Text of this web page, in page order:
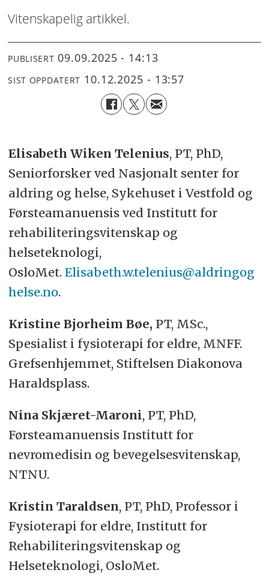
Vitenskapelig artikkel.
PUBLISERT 09.09.2025 - 14:13
SIST OPPDATERT 10.12.2025 - 13:57
Elisabeth Wiken Telenius, PT, PhD,
Seniorforsker ved Nasjonalt senter for
aldring og helse, Sykehuset i Vestfold og
Førsteamanuensis ved Institutt for
rehabiliteringsvitenskap og
helseteknologi,
OsloMet. Elisabeth.w.telenius@aldringog
helse.no.
Kristine Bjorheim Bøe, PT, MSc.,
Spesialist i fysioterapi for eldre, MNFF.
Grefsenhjemmet, Stiftelsen Diakonova
Haraldsplass.
Nina Skjæret-Maroni, PT, PhD,
Førsteamanuensis Institutt for
nevromedisin og bevegelsesvitenskap,
NTNU.
Kristin Taraldsen, PT, PhD, Professor i
Fysioterapi for eldre, Institutt for
Rehabiliteringsvitenskap og
Helseteknologi, OsloMet.